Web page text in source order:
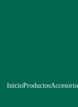
InicioProductos